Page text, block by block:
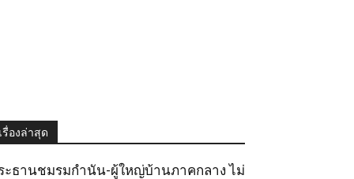
เรื่องล่าสุด
ะธานชมรมกำนัน-ผู้ใหญ่บ้านภาคกลาง ไม่